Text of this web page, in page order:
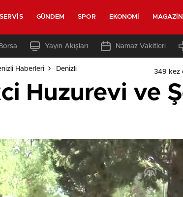
SERVIS GÜNDEM SPOR EKONOMI MAGAZIN
Yayın Akışları Namaz Vakitleri
Haberleri Denizli 349 kez
Huzurevi ve